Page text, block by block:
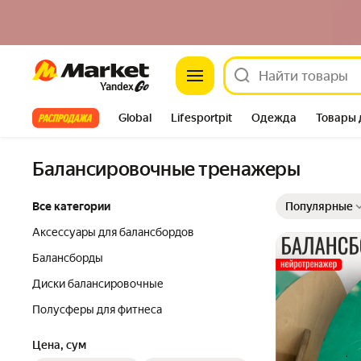
Market
Все хиты Global Lifesportpit Одежда Товары
Балансировочные тренажеры
Все категории
Аксессуары для балансбордов
Балансборды
Диски балансировочные
Полусферы для фитнеса
Цена, сум
Популярные